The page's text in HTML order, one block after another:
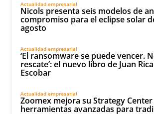
Actualidad empresarial
Nicols presenta seis modelos de
compromiso para el eclipse solar
agosto
Actualidad empresarial
‘El ransomware se puede vencer.
rescate’: el nuevo libro de Juan
Escobar
Actualidad empresarial
Zoomex mejora su Strategy
herramientas avanzadas para